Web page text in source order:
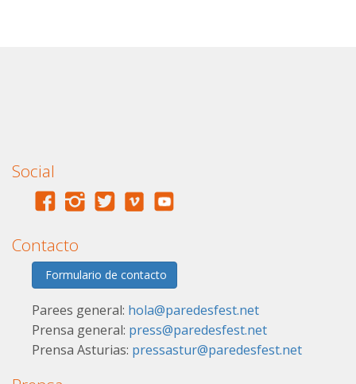
Social
Contacto
Formulario de contacto
Parees general: hola@paredesfest.net
Prensa general: press@paredesfest.net
Prensa Asturias: pressastur@paredesfest.net